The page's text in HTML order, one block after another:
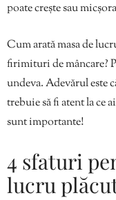
poate crește sau
Cum arată masa de
firimituri de mâncare?
undeva. Adevărul este
trebuie să fi atent la ce
sunt importante!
4 sfaturi
lucru